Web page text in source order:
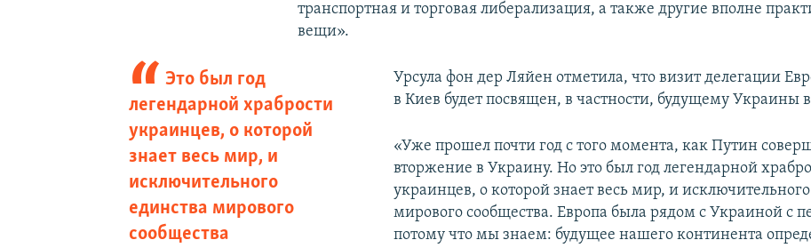
транспортная и торговая либерализация, а также другие вполне
вещи».
Это был год
легендарной храбрости
украинцев, о которой
знает весь мир, и
исключительного
единства мирового
сообщества
Урсула фон дер Ляйен отметила, что визит делегации
в Киев будет посвящен, в частности, будущему Украины
«Уже прошел почти год с того момента, как Путин
вторжение в Украину. Но это был год легендарной
украинцев, о которой знает весь мир, и
мирового сообщества. Европа была рядом с Украиной с
потому что мы знаем: будущее нашего континента